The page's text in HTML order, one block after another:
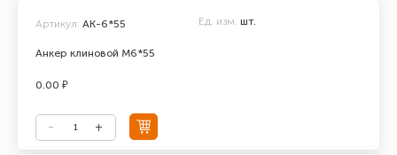
Анкер клиновой М6*55
Артикул: АК-6*55 Ед. изм. шт.
0.00 ₽